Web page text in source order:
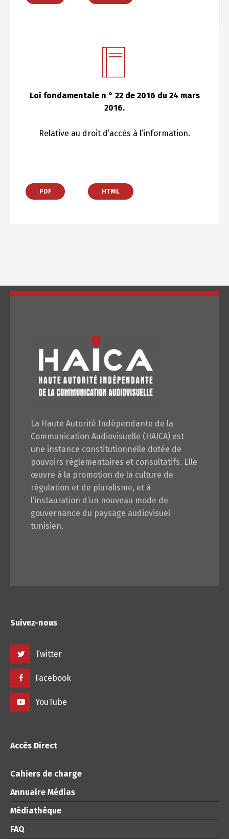
Loi fondamentale n ° 22 de 2016 du 24 mars
2016.
Relative au droit d’accès à l’information.
PDF HTML
La Haute Autorité Indépendante de la
Communication Audiovisuelle (HAICA) est
une instance constitutionnelle dotée de
pouvoirs réglementaires et consultatifs. Elle
œuvre à la promotion de la culture de
régulation et de pluralisme, et à
l’instauration d’un nouveau mode de
gouvernance du paysage audiovisuel
tunisien.
Suivez-nous
Twitter
Facebook
YouTube
Accès Direct
Cahiers de charge
Annuaire Médias
Médiathèque
FAQ